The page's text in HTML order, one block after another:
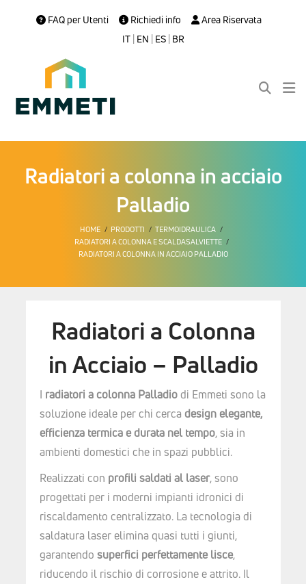
FAQ per Utenti Richiedi info
Area Riservata
IT| EN | ES| BR
Radiatori a colonna in acciaio
Palladio
HOME PRODOTTI
TERMOIDRAULICA
RADIATORI A COLONNA E SCALDASALVIETTE
RADIATORI A COLONNA IN ACCIAIO PALLADIO
Radiatori a Colonna
in Acciaio – Palladio
I radiatori a colonna Palladiodi Emmeti sono la
soluzione ideale per chi cerca design elegante,
efficienza termica e durata nel tempo, sia in
ambienti domestici che in spazi pubblici.
Realizzati con profili saldati al laser, sono
progettati per i moderni impianti idronici di
riscaldamento centralizzato. La tecnologia di
saldatura laser elimina quasi tutti i giunti,
garantendo superfici perfettamente lisce,
riducendo il rischio di corrosione e attrito. Il